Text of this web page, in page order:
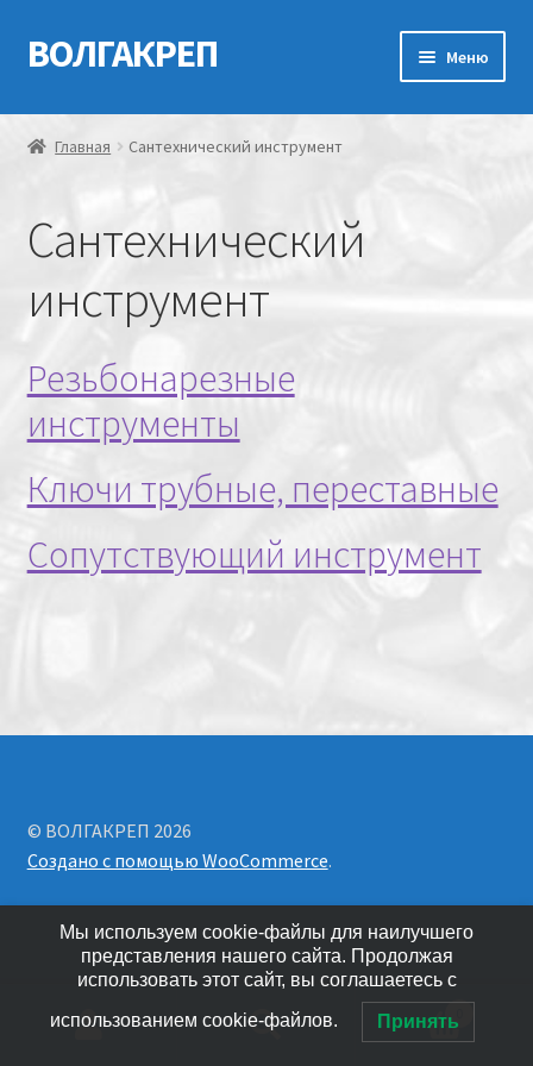
Перейти
к
Перейти
к
ВОЛГАКРЕП Меню
Главная
Мой аккаунт
Оформление заказа
Корзина
Канатно-веревочная продукция
Главная Сантехнический инструмент
Сантехнический
инструмент
Резьбонарезные
инструменты
Ключи трубные, переставные
Сопутствующий инструмент
© ВОЛГАКРЕП 2026
Создано с помощью WooCommerce.
Мы используем cookie-файлы для наилучшего
представления нашего сайта. Продолжая
использовать этот сайт, вы соглашаетесь с
использованием cookie-файлов. Принять